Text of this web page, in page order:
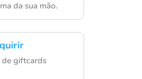
da sua mão.
de giftcards